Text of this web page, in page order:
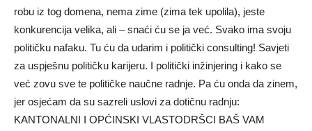
robu iz tog domena, nema zime (zima tek upolila), jeste
konkurencija velika, ali – snaći ću se ja već. Svako ima svoju
političku nafaku. Tu ću da udarim i politički consulting! Savjeti
za uspješnu političku karijeru. I politički inžinjering i kako se
već zovu sve te političke naučne radnje. Pa ću onda da zinem,
jer osjećam da su sazreli uslovi za dotičnu radnju:
KANTONALNI I OPĆINSKI VLASTODRŠCI BAŠ VAM